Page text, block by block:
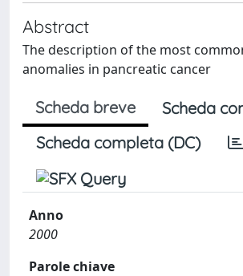
Abstract
The description of the most
anomalies in pancreatic cancer
Scheda breve
Scheda
Scheda completa (DC)
Anno
2000
Parole chiave